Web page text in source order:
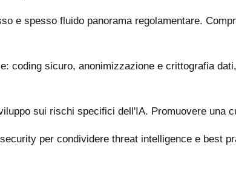
e spesso fluido panorama regolamentare.
coding sicuro, anonimizzazione e crittografia
sui rischi specifici dell'IA. Promuovere una
per condividere threat intelligence e best